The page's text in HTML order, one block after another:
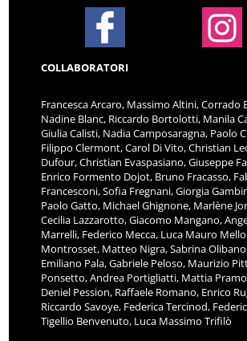
COLLABORATORI
Francesca Arcaro, Massimo Altini, Corrado
Nadine Blanc, Riccardo Bortolotti, Manila
Giulia Calisti, Nadia Camposaragna, Paolo
Filippo Clermont, Carol Di Vito, Christian
Dufour, Christian Evaspasiano, Giuseppe
Enrico Formento Dojot, Bruno Fracasso,
Francesconi, Sofia Fregnani, Giorgia
Paolo Gatto, Michael Ghignone, Marlène
Cecilia Lazzarotto, Giacomo Mangano,
Marrelli, Federico Mecca, Luca Mauro
Montrosset, Matteo Nigra, Sabrina
Emiliano Pala, Gabriele Peloso, Maurizio
Ponsetto, Andrea Portigliatti, Mattia
Deniel Pession, Raffaele Romano, Enrico
Riccardo Savoye, Federica Tercinod,
Tigellio Benvenuto, Luca Massimo Trifilò